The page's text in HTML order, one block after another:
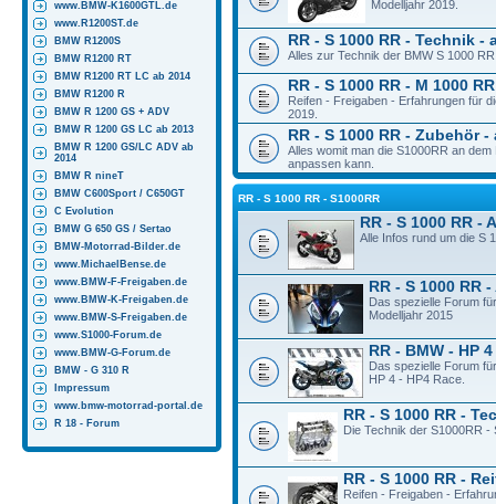
www.BMW-K1600GTL.de
www.R1200ST.de
BMW R1200S
BMW R1200 RT
BMW R1200 RT LC ab 2014
BMW R1200 R
BMW R 1200 GS + ADV
BMW R 1200 GS LC ab 2013
BMW R 1200 GS/LC ADV ab
2014
BMW R nineT
BMW C600Sport / C650GT
C Evolution
BMW G 650 GS / Sertao
BMW-Motorrad-Bilder.de
www.MichaelBense.de
www.BMW-F-Freigaben.de
www.BMW-K-Freigaben.de
www.BMW-S-Freigaben.de
www.S1000-Forum.de
www.BMW-G-Forum.de
BMW - G 310 R
Impressum
www.bmw-motorrad-portal.de
R 18 - Forum
Modelljahr 2019.
RR - S 1000 RR - Technik -
Alles zur Technik der BMW S 1000
RR - S 1000 RR - M 1000
Reifen - Freigaben - Erfahrungen für
2019.
RR - S 1000 RR - Zubehör -
Alles womit man die S1000RR an
anpassen kann.
RR - S 1000 RR - S1000RR
RR - S 1000 RR -
Alle Infos rund um die S
RR - S 1000 RR
Das spezielle Forum
Modelljahr 2015
RR - BMW - HP
Das spezielle Forum
HP 4 - HP4 Race.
RR - S 1000 RR -
Die Technik der S1000RR
RR - S 1000 RR -
Reifen - Freigaben -